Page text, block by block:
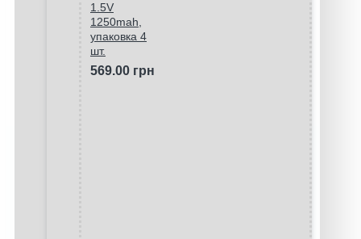
1.5V
1250mah,
упаковка 4
шт.
569.00 грн